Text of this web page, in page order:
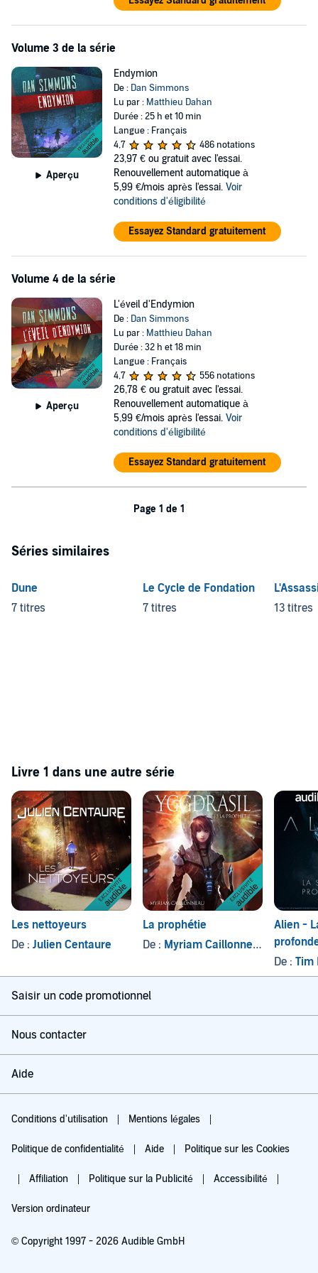
l'interprétation remarquablement intense du narrateur Matthieu
Volume 3 de la série
Aperçu
Endymion
De : Dan Simmons
Lu par : Matthieu Dahan
Durée : 25 h et 10 min
Langue : Français
4,7
486 notations
23,97 € ou gratuit avec l'essai.
Renouvellement automatique à
5,99 €/mois après l'essai. Voir
conditions d'éligibilité
Essayez Standard gratuitement
Volume 4 de la série
Aperçu
L'éveil d'Endymion
De : Dan Simmons
Lu par : Matthieu Dahan
Durée : 32 h et 18 min
Langue : Français
4,7
556 notations
26,78 € ou gratuit avec l'essai.
Renouvellement automatique à
5,99 €/mois après l'essai. Voir
conditions d'éligibilité
Essayez Standard gratuitement
Page 1 de 1
Séries similaires
Dune
7 titres
Le Cycle de Fondation
7 titres
13 titres
Livre 1 dans une autre série
Les nettoyeurs
De : Julien Centaure
La prophétie
De : Myriam Caillonneau
Alien -
De : Tim
Saisir un code promotionnel
Nous contacter
Aide
Conditions d'utilisation Mentions légales
Politique de confidentialité Aide Politique sur les Cookies
Affiliation Politique sur la Publicité Accessibilité
Version ordinateur
© Copyright 1997 - 2026 Audible GmbH